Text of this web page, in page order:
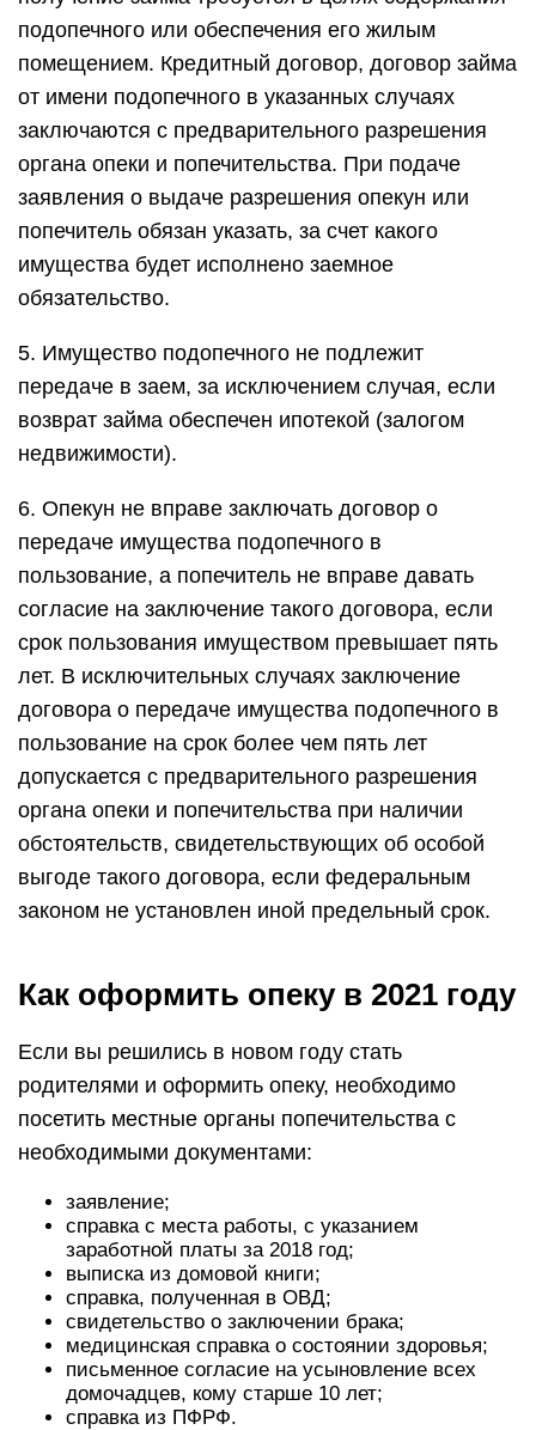
подопечного или обеспечения его жилым
помещением. Кредитный договор, договор займа
от имени подопечного в указанных случаях
заключаются с предварительного разрешения
органа опеки и попечительства. При подаче
заявления о выдаче разрешения опекун или
попечитель обязан указать, за счет какого
имущества будет исполнено заемное
обязательство.
5. Имущество подопечного не подлежит
передаче в заем, за исключением случая, если
возврат займа обеспечен ипотекой (залогом
недвижимости).
6. Опекун не вправе заключать договор о
передаче имущества подопечного в
пользование, а попечитель не вправе давать
согласие на заключение такого договора, если
срок пользования имуществом превышает пять
лет. В исключительных случаях заключение
договора о передаче имущества подопечного в
пользование на срок более чем пять лет
допускается с предварительного разрешения
органа опеки и попечительства при наличии
обстоятельств, свидетельствующих об особой
выгоде такого договора, если федеральным
законом не установлен иной предельный срок.
Как оформить опеку в 2021 году
Если вы решились в новом году стать
родителями и оформить опеку, необходимо
посетить местные органы попечительства с
необходимыми документами:
заявление;
справка с места работы, с указанием
заработной платы за 2018 год;
выписка из домовой книги;
справка, полученная в ОВД;
свидетельство о заключении брака;
медицинская справка о состоянии здоровья;
письменное согласие на усыновление всех
домочадцев, кому старше 10 лет;
справка из ПФРФ.